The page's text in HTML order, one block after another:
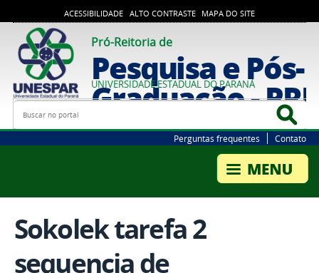
ACESSIBILIDADE ALTO CONTRASTE MAPA DO SITE
Pró-Reitoria de
Pesquisa e Pós-
Graduação -
UNIVERSIDADE ESTADUAL DO PARANÁ
Busca
Perguntas frequentes Contato
Sokolek tarefa 2
sequencia de